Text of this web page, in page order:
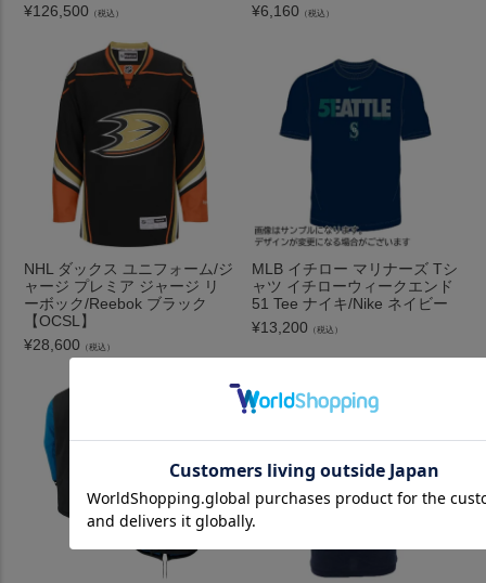
¥126,500 （税込）
¥6,160 （税込）
NHL ダックス ユニフォーム/ジ
ャージ プレミア ジャージ リ
ーボック/Reebok ブラック
【OCSL】
¥28,600 （税込）
MLB イチロー マリナーズ Tシ
ャツ イチローウィークエンド
51 Tee ナイキ/Nike ネイビー
¥13,200 （税込）